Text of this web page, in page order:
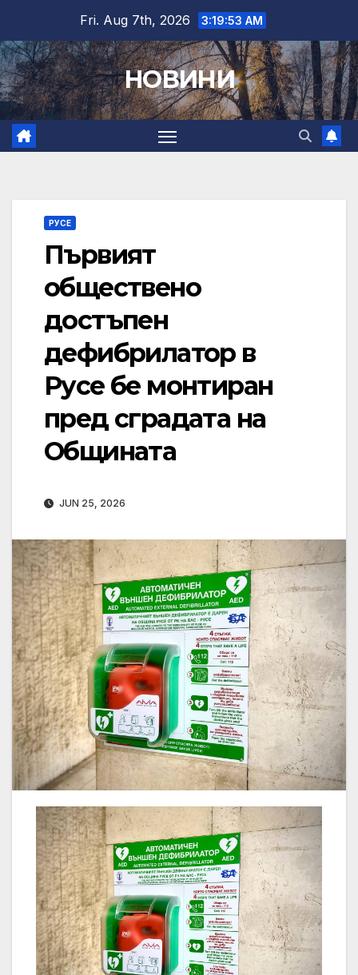
content
Fri. Aug 7th, 2026 3:19:54 AM
НОВИНИ
РУСЕ
Първият
обществено
достъпен
дефибрилатор в
Русе бе монтиран
пред сградата на
Общината
JUN 25, 2026